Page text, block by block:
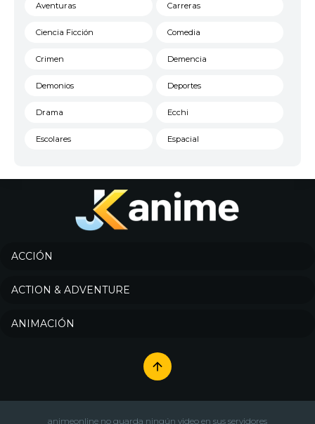
Aventuras Carreras
Ciencia Ficción Comedia
Crimen Demencia
Demonios Deportes
Drama Ecchi
Escolares Espacial
Historico
Josei
Música
Romance
ACCIÓN
ACTION & ADVENTURE
ANIMACIÓN
animeonline no guarda ningún video en sus servidores